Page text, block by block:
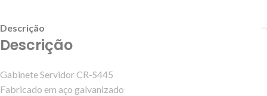
Descrição
Descrição
Gabinete Servidor CR-S445
Fabricado em aço galvanizado